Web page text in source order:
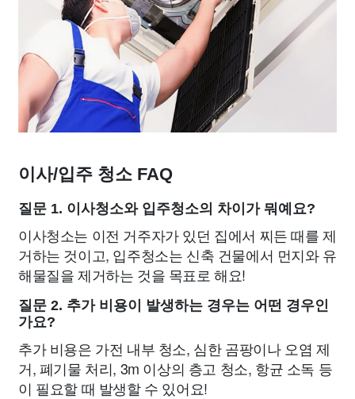
이사/입주 청소 FAQ
질문 1. 이사청소와 입주청소의 차이가 뭐예요?
이사청소는 이전 거주자가 있던 집에서 찌든 때를 제
거하는 것이고, 입주청소는 신축 건물에서 먼지와 유
해물질을 제거하는 것을 목표로 해요!
질문 2. 추가 비용이 발생하는 경우는 어떤 경우인
가요?
추가 비용은 가전 내부 청소, 심한 곰팡이나 오염 제
거, 폐기물 처리, 3m 이상의 층고 청소, 항균 소독 등
이 필요할 때 발생할 수 있어요!